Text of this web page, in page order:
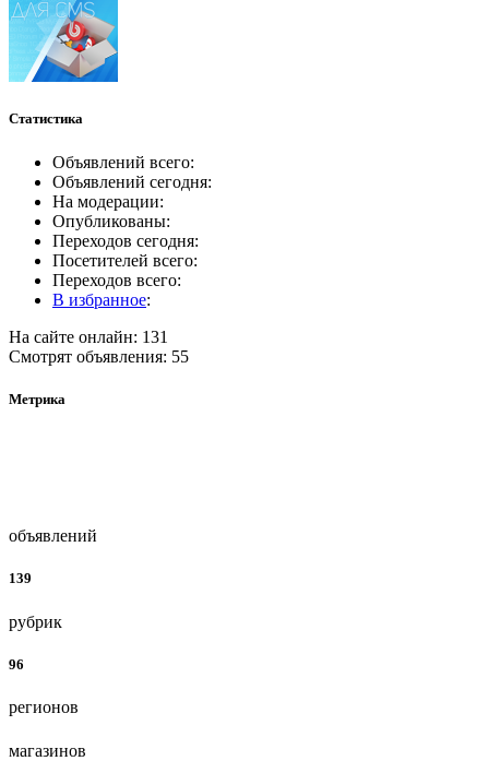
Статистика
Объявлений всего:
Объявлений сегодня:
На модерации:
Опубликованы:
Переходов сегодня:
Посетителей всего:
Переходов всего:
В избранное:
На сайте онлайн: 131
Смотрят объявления: 55
Метрика
объявлений
139
рубрик
96
регионов
магазинов